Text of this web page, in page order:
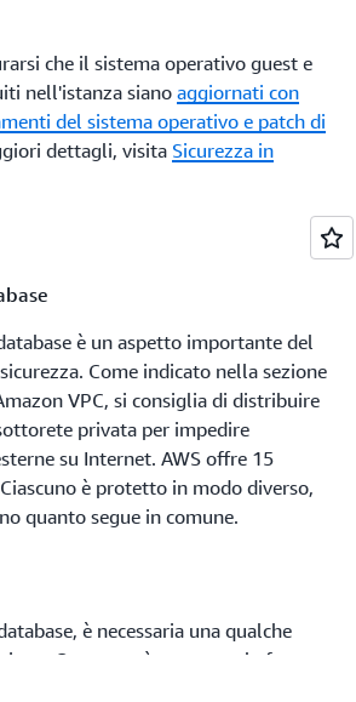
passo avanti, puoi implementare un
AWS Shield Advanced, per
DDoS.
che il sistema operativo guest e
nell'istanza siano aggiornati con
del sistema operativo e patch di
dettagli, visita Sicurezza in
è un aspetto importante del
Come indicato nella sezione
VPC, si consiglia di distribuire
privata per impedire
su Internet. AWS offre 15
è protetto in modo diverso,
quanto segue in comune.
è necessaria una qualche
Questo può assumere la forma